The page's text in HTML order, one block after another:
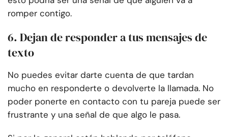
romper contigo.
6. Dejan de responder a tus mensajes de
texto
No puedes evitar darte cuenta de que tardan
mucho en responderte o devolverte la llamada. No
poder ponerte en contacto con tu pareja puede ser
frustrante y una señal de que algo le pasa.